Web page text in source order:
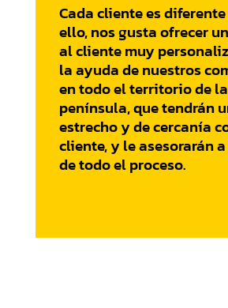
Cada cliente es
ello, nos gusta ofrecer
al cliente muy
la ayuda de nuestros
en todo el territorio de la
península, que tendrán
estrecho y de cercanía
cliente, y le asesorarán
de todo el proceso.